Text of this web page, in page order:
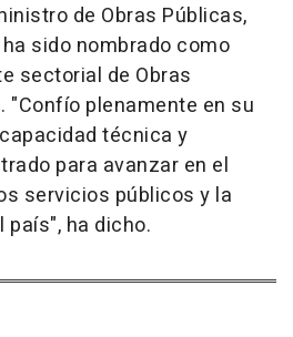
de Obras Públicas,
sido nombrado como
sectorial de Obras
"Confío plenamente en su
técnica y
para avanzar en el
servicios públicos y la
ha dicho.